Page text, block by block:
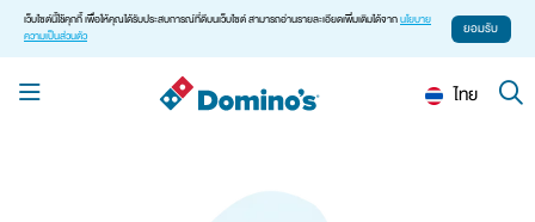
เว็บไซต์นี้ใช้คุกกี้ เพื่อให้คุณได้รับประสบการณ์ที่ดีบนเว็บไซต์ สามารถอ่านรายละเอียดเพิ่มเติมได้จากนโยบาย
ความเป็นส่วนตัว
ยอมรับ
ไทย